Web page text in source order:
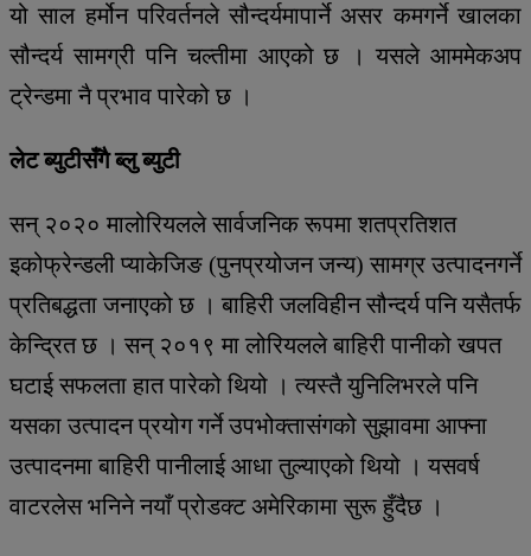
यो साल हर्मोन परिवर्तनले सौन्दर्यमापार्ने असर कमगर्ने खालका
सौन्दर्य सामग्री पनि चल्तीमा आएको छ । यसले आममेकअप
ट्रेन्डमा नै प्रभाव पारेको छ ।
लेट ब्युटीसँगै ब्लु ब्युटी
सन् २०२० मालोरियलले सार्वजनिक रूपमा शतप्रतिशत
इकोफ्रेन्डली प्याकेजिङ (पुनप्रयोजन जन्य) सामग्र उत्पादनगर्ने
प्रतिबद्धता जनाएको छ । बाहिरी जलविहीन सौन्दर्य पनि यसैतर्फ
केन्द्रित छ । सन् २०१९ मा लोरियलले बाहिरी पानीको खपत
घटाई सफलता हात पारेको थियो । त्यस्तै युनिलिभरले पनि
यसका उत्पादन प्रयोग गर्ने उपभोक्तासंगको सुझावमा आफ्ना
उत्पादनमा बाहिरी पानीलाई आधा तुल्याएको थियो । यसवर्ष
वाटरलेस भनिने नयाँ प्रोडक्ट अमेरिकामा सुरू हुँदैछ ।